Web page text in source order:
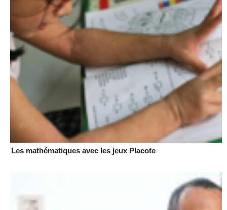
Les mathématiques avec les jeux Placote